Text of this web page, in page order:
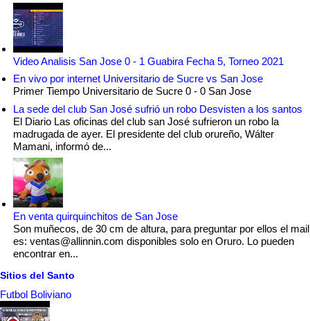
Video Analisis San Jose 0 - 1 Guabira Fecha 5, Torneo 2021
En vivo por internet Universitario de Sucre vs San Jose
Primer Tiempo Universitario de Sucre 0 - 0 San Jose
La sede del club San José sufrió un robo Desvisten a los santos
El Diario Las oficinas del club san José sufrieron un robo la
madrugada de ayer. El presidente del club orureño, Wálter
Mamani, informó de...
En venta quirquinchitos de San Jose
Son muñecos, de 30 cm de altura, para preguntar por ellos el mail
es: ventas@allinnin.com disponibles solo en Oruro. Lo pueden
encontrar en...
Sitios del Santo
Futbol Boliviano